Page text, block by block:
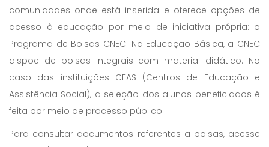
comunidades onde está inserida e oferece opções de
acesso à educação por meio de iniciativa própria: o
Programa de Bolsas CNEC. Na Educação Básica, a CNEC
dispõe de bolsas integrais com material didático. No
caso das instituições CEAS (Centros de Educação e
Assistência Social), a seleção dos alunos beneficiados é
feita por meio de processo público.
Para consultar documentos referentes a bolsas, acesse